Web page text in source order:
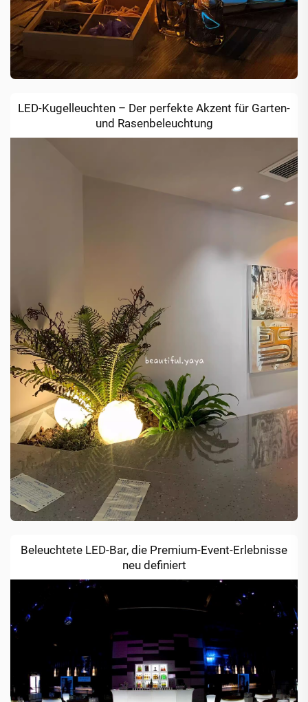
LED-Kugelleuchten – Der perfekte Akzent für Garten-
und Rasenbeleuchtung
Beleuchtete LED-Bar, die Premium-Event-Erlebnisse
neu definiert